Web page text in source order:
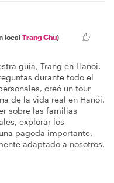
local Trang Chu)
guía, Trang en Hanói.
durante todo el
creó un tour
de la vida real en Hanói.
sobre las familias
explorar los
pagoda importante.
adaptado a nosotros.